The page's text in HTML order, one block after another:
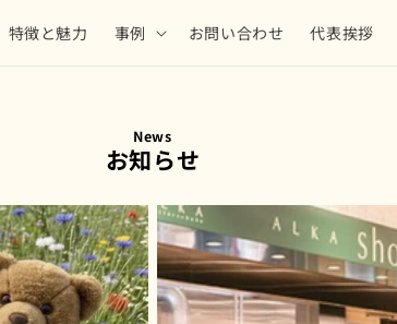
特徴と魅力 事例 お問い合わせ 代表挨拶
News
お知らせ